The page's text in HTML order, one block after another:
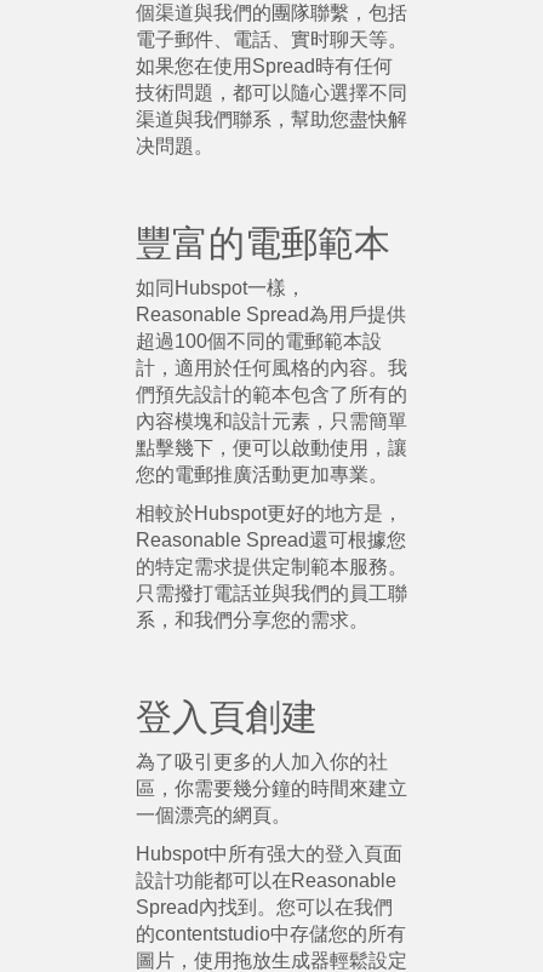
個渠道與我們的團隊聯繫，包括
電子郵件、電話、實时聊天等。
如果您在使用Spread時有任何
技術問題，都可以隨心選擇不同
渠道與我們聯系，幫助您盡快解
决問題。
豐富的電郵範本
如同Hubspot一樣，
Reasonable Spread為用戶提供
超過100個不同的電郵範本設
計，適用於任何風格的內容。我
們預先設計的範本包含了所有的
內容模塊和設計元素，只需簡單
點擊幾下，便可以啟動使用，讓
您的電郵推廣活動更加專業。
相較於Hubspot更好的地方是，
Reasonable Spread還可根據您
的特定需求提供定制範本服務。
只需撥打電話並與我們的員工聯
系，和我們分享您的需求。
登入頁創建
為了吸引更多的人加入你的社
區，你需要幾分鐘的時間來建立
一個漂亮的網頁。
Hubspot中所有强大的登入頁面
設計功能都可以在Reasonable
Spread內找到。您可以在我們
的contentstudio中存儲您的所有
圖片，使用拖放生成器輕鬆設定